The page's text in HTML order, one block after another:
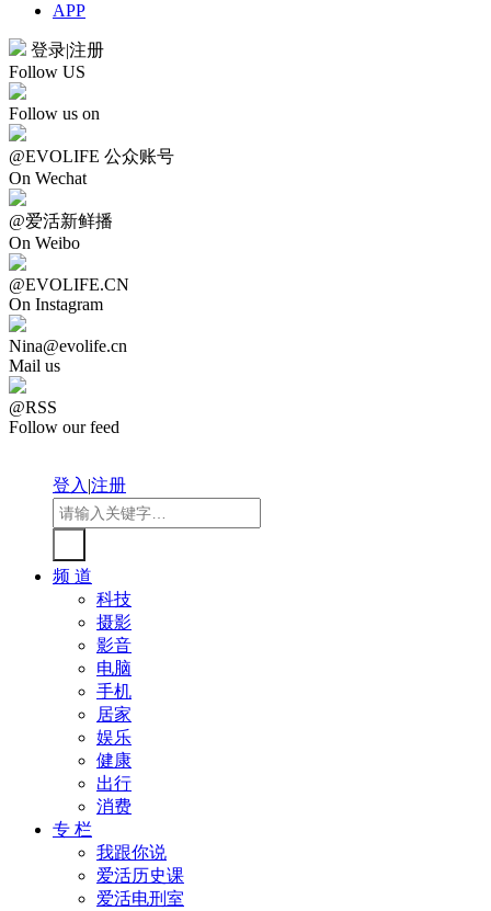
APP
登录|注册
Follow US
Follow us on
@EVOLIFE 公众账号
On Wechat
@爱活新鲜播
On Weibo
@EVOLIFE.CN
On Instagram
Nina@evolife.cn
Mail us
@RSS
Follow our feed
登入|注册
频 道
科技
摄影
影音
电脑
手机
居家
娱乐
健康
出行
消费
专 栏
我跟你说
爱活历史课
爱活电刑室